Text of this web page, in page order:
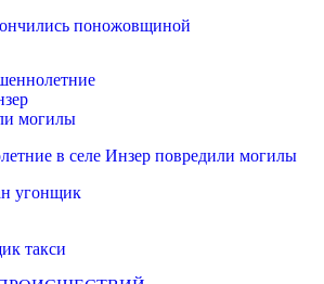
поножовщиной
в селе Инзер повредили могилы
такси